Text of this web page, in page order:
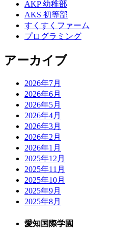
AKP 幼稚部
AKS 初等部
すくすくファーム
プログラミング
アーカイブ
2026年7月
2026年6月
2026年5月
2026年4月
2026年3月
2026年2月
2026年1月
2025年12月
2025年11月
2025年10月
2025年9月
2025年8月
愛知国際学園